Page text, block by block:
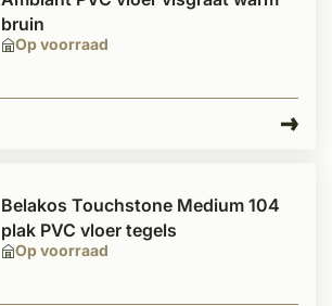
Op voorraad
bruin
Op voorraad
Belakos Touchstone Medium 104
plak PVC vloer tegels